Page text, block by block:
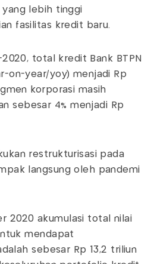
lebih tinggi
fasilitas kredit baru.
total kredit Bank BTPN
on-year/yoy) menjadi Rp
korporasi masih
sebesar 4% menjadi Rp
restrukturisasi pada
langsung oleh pandemi
2020 akumulasi total nilai
mendapat
sebesar Rp 13,2 triliun